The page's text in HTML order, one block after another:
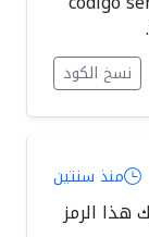
نسخ الكود
منذ سنتين
7459. لا تُشارك هذا الرمز